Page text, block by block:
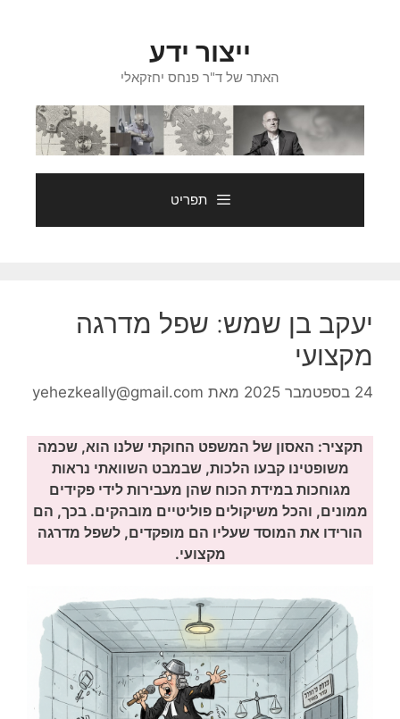
ייצור ידע
האתר של ד"ר פנחס יחזקאלי
תפריט
יעקב בן שמש: שפל מדרגה
מקצועי
24 בספטמבר 2025 מאת yehezkeally@gmail.com
תקציר: האסון של המשפט החוקתי שלנו הוא, שכמה
משופטינו קבעו הלכות, שבמבט השוואתי נראות
מגוחכות במידת הכוח שהן מעבירות לידי פקידים
ממונים, והכל משיקולים פוליטיים מובהקים. בכך, הם
הורידו את המוסד שעליו הם מופקדים, לשפל מדרגה
מקצועי.